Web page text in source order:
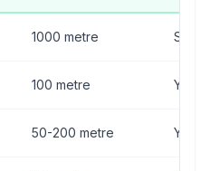
1000 metre
100 metre
50-200 metre